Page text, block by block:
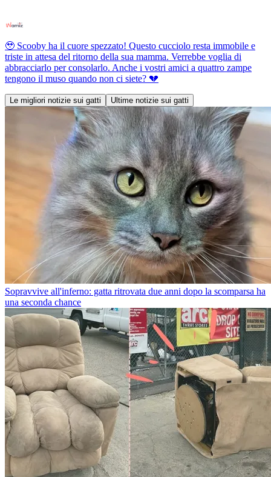
🥹 Scooby ha il cuore spezzato! Questo cucciolo resta immobile e
triste in attesa del ritorno della sua mamma. Verrebbe voglia di
abbracciarlo per consolarlo. Anche i vostri amici a quattro zampe
tengono il muso quando non ci siete? 💔
Le migliori notizie sui gatti Ultime notizie sui gatti
Sopravvive all'inferno: gatta ritrovata due anni dopo la scomparsa ha
una seconda chance